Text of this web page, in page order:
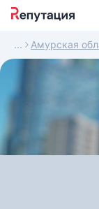
Амурская